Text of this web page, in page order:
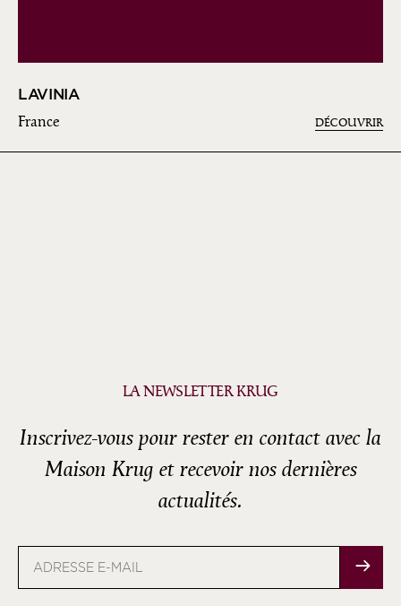
LAVINIA
France DÉCOUVRIR
LA NEWSLETTER KRUG
Inscrivez-vous pour rester en contact avec la
Maison Krug et recevoir nos dernières
actualités.